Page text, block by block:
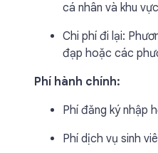
cá nhân và khu
Chi phí đi lại:
đạp hoặc các
Phí hành chính:
Phí đăng ký nhập
Phí dịch vụ sinh